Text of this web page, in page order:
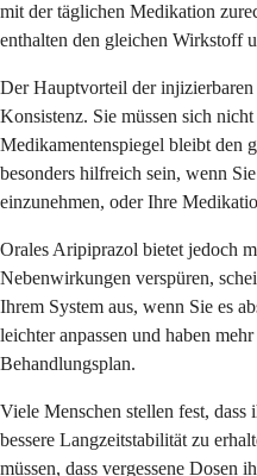
mit der täglichen Medikation
enthalten den gleichen Wirkstoff
Der Hauptvorteil der
Konsistenz. Sie müssen sich
Medikamentenspiegel bleibt den
besonders hilfreich sein, wenn
einzunehmen, oder Ihre
Orales Aripiprazol bietet jedoch
Nebenwirkungen verspüren,
Ihrem System aus, wenn Sie es
leichter anpassen und haben
Behandlungsplan.
Viele Menschen stellen fest,
bessere Langzeitstabilität zu
müssen, dass vergessene Dosen